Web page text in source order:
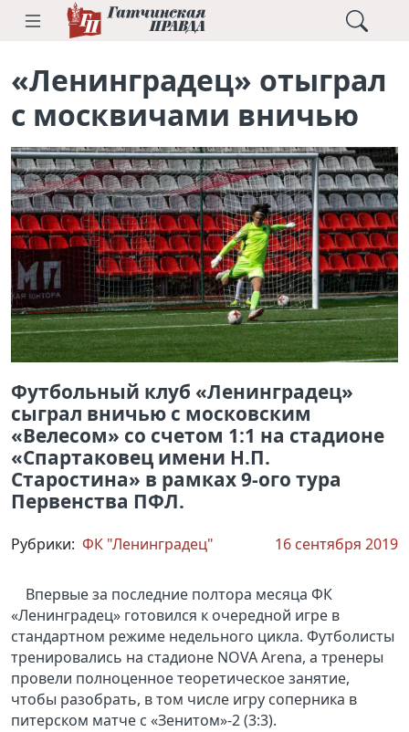
«Ленинградец» отыграл
с москвичами вничью
Футбольный клуб «Ленинградец»
сыграл вничью с московским
«Велесом» со счетом 1:1 на стадионе
«Спартаковец имени Н.П.
Старостина» в рамках 9-ого тура
Первенства ПФЛ.
Рубрики: ФК "Ленинградец" 16 сентября 2019
Впервые за последние полтора месяца ФК
«Ленинградец» готовился к очередной игре в
стандартном режиме недельного цикла. Футболисты
тренировались на стадионе NOVA Arena, а тренеры
провели полноценное теоретическое занятие,
чтобы разобрать, в том числе игру соперника в
питерском матче с «Зенитом»-2 (3:3).